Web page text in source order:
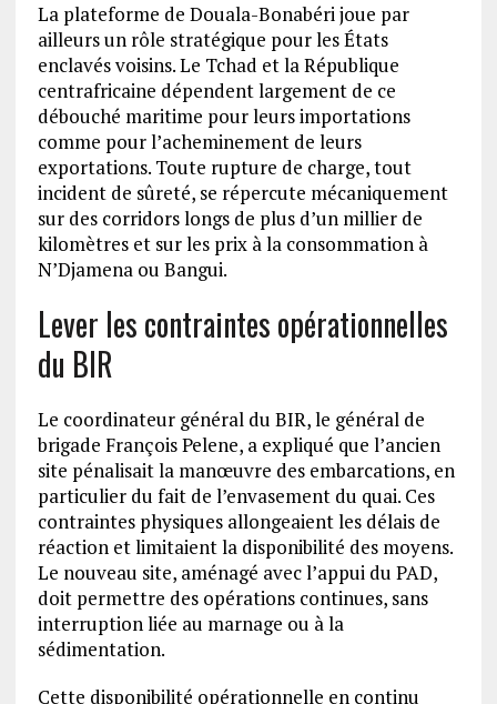
La plateforme de Douala-Bonabéri joue par
ailleurs un rôle stratégique pour les États
enclavés voisins. Le Tchad et la République
centrafricaine dépendent largement de ce
débouché maritime pour leurs importations
comme pour l’acheminement de leurs
exportations. Toute rupture de charge, tout
incident de sûreté, se répercute mécaniquement
sur des corridors longs de plus d’un millier de
kilomètres et sur les prix à la consommation à
N’Djamena ou Bangui.
Lever les contraintes opérationnelles
du BIR
Le coordinateur général du BIR, le général de
brigade François Pelene, a expliqué que l’ancien
site pénalisait la manœuvre des embarcations, en
particulier du fait de l’envasement du quai. Ces
contraintes physiques allongeaient les délais de
réaction et limitaient la disponibilité des moyens.
Le nouveau site, aménagé avec l’appui du PAD,
doit permettre des opérations continues, sans
interruption liée au marnage ou à la
sédimentation.
Cette disponibilité opérationnelle en continu